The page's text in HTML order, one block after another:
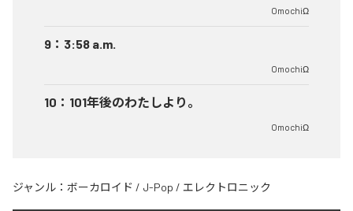
OmochiΩ
9 ： 3:58 a.m.
OmochiΩ
10 ： 101年後のわたしより。
OmochiΩ
ジャンル： ボーカロイド / J-Pop / エレクトロニック